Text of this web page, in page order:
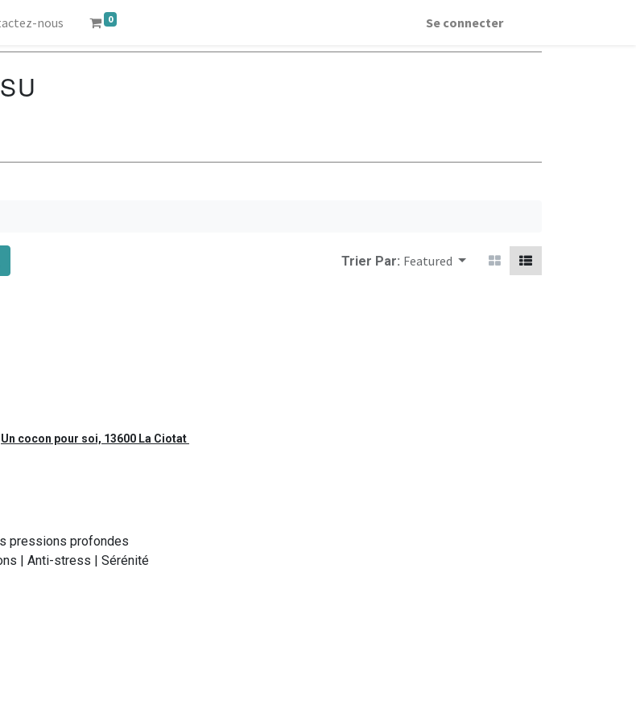
nous 0 Se connecter
Trier Par: Featured
Un cocon pour soi, 13600 La Ciotat
pressions profondes
| Anti-stress | Sérénité